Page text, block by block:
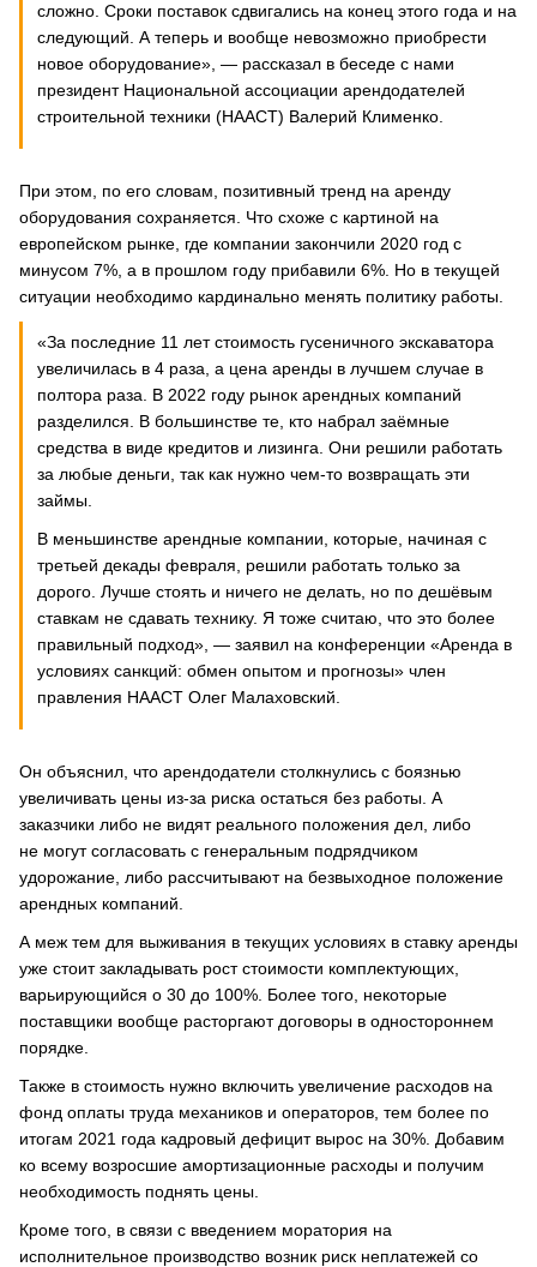
сложно. Сроки поставок сдвигались на конец этого года и на
следующий. А теперь и вообще невозможно приобрести
новое оборудование», — рассказал в беседе с нами
президент Национальной ассоциации арендодателей
строительной техники (НААСТ) Валерий Клименко.
При этом, по его словам, позитивный тренд на аренду
оборудования сохраняется. Что схоже с картиной на
европейском рынке, где компании закончили 2020 год с
минусом 7%, а в прошлом году прибавили 6%. Но в текущей
ситуации необходимо кардинально менять политику работы.
«За последние 11 лет стоимость гусеничного экскаватора
увеличилась в 4 раза, а цена аренды в лучшем случае в
полтора раза. В 2022 году рынок арендных компаний
разделился. В большинстве те, кто набрал заёмные
средства в виде кредитов и лизинга. Они решили работать
за любые деньги, так как нужно чем-то возвращать эти
займы.
В меньшинстве арендные компании, которые, начиная с
третьей декады февраля, решили работать только за
дорого. Лучше стоять и ничего не делать, но по дешёвым
ставкам не сдавать технику. Я тоже считаю, что это более
правильный подход», — заявил на конференции «Аренда в
условиях санкций: обмен опытом и прогнозы» член
правления НААСТ Олег Малаховский.
Он объяснил, что арендодатели столкнулись с боязнью
увеличивать цены из-за риска остаться без работы. А
заказчики либо не видят реального положения дел, либо
не могут согласовать с генеральным подрядчиком
удорожание, либо рассчитывают на безвыходное положение
арендных компаний.
А меж тем для выживания в текущих условиях в ставку аренды
уже стоит закладывать рост стоимости комплектующих,
варьирующийся о 30 до 100%. Более того, некоторые
поставщики вообще расторгают договоры в одностороннем
порядке.
Также в стоимость нужно включить увеличение расходов на
фонд оплаты труда механиков и операторов, тем более по
итогам 2021 года кадровый дефицит вырос на 30%. Добавим
ко всему возросшие амортизационные расходы и получим
необходимость поднять цены.
Кроме того, в связи с введением моратория на
исполнительное производство возник риск неплатежей со